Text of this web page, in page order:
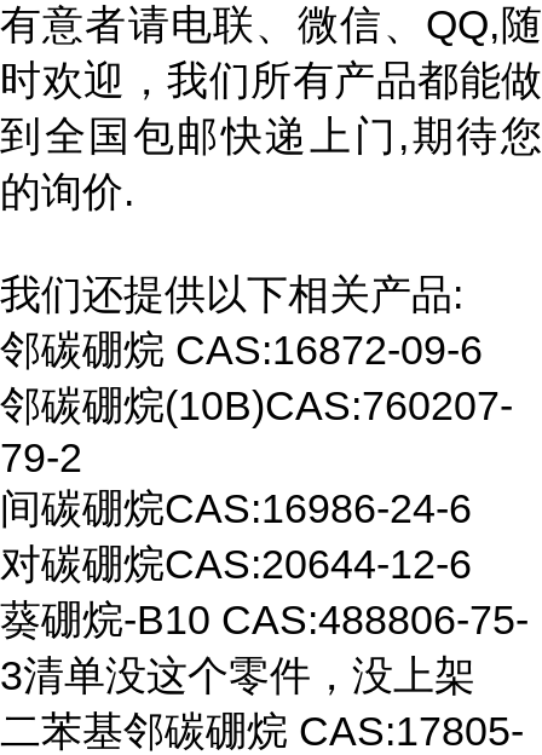
有意者请电联、微信、QQ,随
时欢迎，我们所有产品都能做
到全国包邮快递上门,期待您
的询价.
我们还提供以下相关产品:
邻碳硼烷 CAS:16872-09-6
邻碳硼烷(10B)CAS:760207-
79-2
间碳硼烷CAS:16986-24-6
对碳硼烷CAS:20644-12-6
葵硼烷-B10 CAS:488806-75-
3清单没这个零件，没上架
二苯基邻碳硼烷 CAS:17805-